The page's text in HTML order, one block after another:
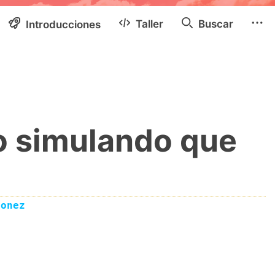
Introducciones Taller Buscar
simulando que